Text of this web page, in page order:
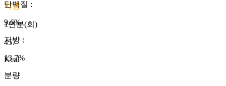
지방
1인분(회)
457
Kcal
단백질 :
9.6%
지방 :
13.7%
분량